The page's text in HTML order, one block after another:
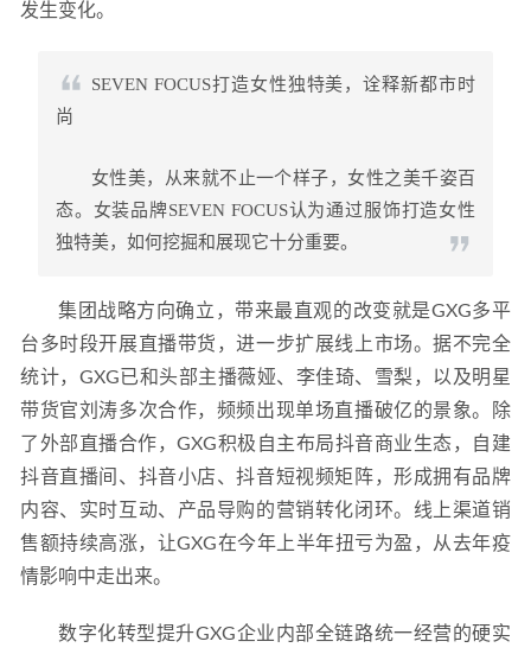
发生变化。
SEVEN FOCUS打造女性独特美，诠释新都市时
尚
女性美，从来就不止一个样子，女性之美千姿百
态。女装品牌SEVEN FOCUS认为通过服饰打造女性
独特美，如何挖掘和展现它十分重要。
集团战略方向确立，带来最直观的改变就是GXG多平
台多时段开展直播带货，进一步扩展线上市场。据不完全
统计，GXG已和头部主播薇娅、李佳琦、雪梨，以及明星
带货官刘涛多次合作，频频出现单场直播破亿的景象。除
了外部直播合作，GXG积极自主布局抖音商业生态，自建
抖音直播间、抖音小店、抖音短视频矩阵，形成拥有品牌
内容、实时互动、产品导购的营销转化闭环。线上渠道销
售额持续高涨，让GXG在今年上半年扭亏为盈，从去年疫
情影响中走出来。
数字化转型提升GXG企业内部全链路统一经营的硬实